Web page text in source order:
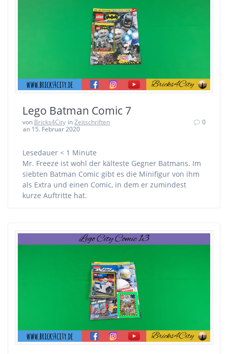
Lego Batman Comic 7
von Bricks4City inZeitschriften
an 15. Februar 2020
0
Lesedauer < 1 Minute
Mr. Freeze ist wohl der kälteste Gegner Batmans. Im
siebten Batman Comic gibt es die Minifigur von ihm
als Extra und einen Comic, in dem er zumindest
kurze Auftritte hat.